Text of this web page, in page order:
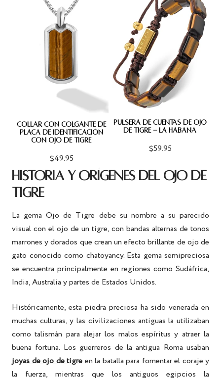
COLLAR CON COLGANTE DE
PLACA DE IDENTIFICACIÓN
CON OJO DE TIGRE
$49.95
PULSERA DE CUENTAS DE OJO
DE TIGRE - LA HABANA
$59.95
HISTORIA Y ORÍGENES DEL OJO DE
TIGRE
La gema Ojo de Tigre debe su nombre a su parecido
visual con el ojo de un tigre, con bandas alternas de tonos
marrones y dorados que crean un efecto brillante de ojo de
gato conocido como chatoyancy. Esta gema semipreciosa
se encuentra principalmente en regiones como Sudáfrica,
India, Australia y partes de Estados Unidos.
Históricamente, esta piedra preciosa ha sido venerada en
muchas culturas, y las civilizaciones antiguas la utilizaban
como talismán para alejar los malos espíritus y atraer la
buena fortuna. Los guerreros de la antigua Roma usaban
joyas de ojo de tigre en la batalla para fomentar el coraje y
la fuerza, mientras que los antiguos egipcios la